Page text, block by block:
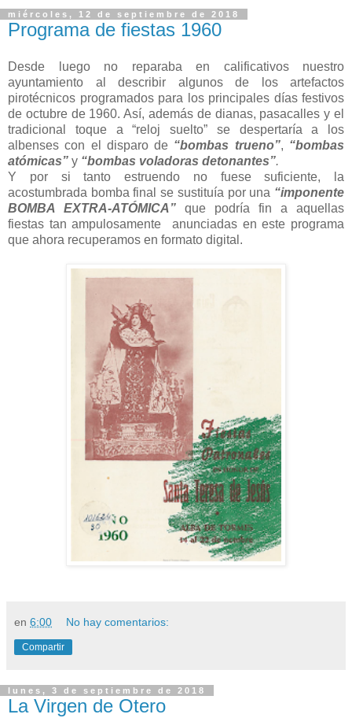
miércoles, 12 de septiembre de 2018
Programa de fiestas 1960
Desde luego no reparaba en calificativos nuestro
ayuntamiento al describir algunos de los artefactos
pirotécnicos programados para los principales días festivos
de octubre de 1960. Así, además de dianas, pasacalles y el
tradicional toque a “reloj suelto” se despertaría a los
albenses con el disparo de “bombas trueno”, “bombas
atómicas” y “bombas voladoras detonantes”.
Y por si tanto estruendo no fuese suficiente, la
acostumbrada bomba final se sustituía por una “imponente
BOMBA EXTRA-ATÓMICA” que podría fin a aquellas
fiestas tan ampulosamente anunciadas en este programa
que ahora recuperamos en formato digital.
en 6:00 No hay comentarios:
Compartir
lunes, 3 de septiembre de 2018
La Virgen de Otero